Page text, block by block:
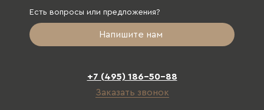
Есть вопросы или предложения?
Напишите нам
+7 (495) 186-50-88
Заказать звонок